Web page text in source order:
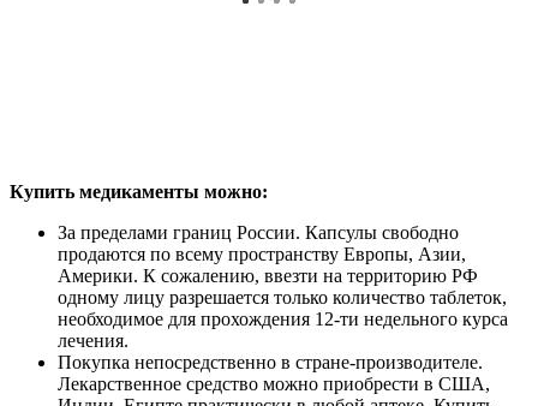
Купить медикаменты можно:
За пределами границ России. Капсулы свободно
продаются по всему пространству Европы, Азии,
Америки. К сожалению, ввезти на территорию РФ
одному лицу разрешается только количество таблеток,
необходимое для прохождения 12-ти недельного курса
лечения.
Покупка непосредственно в стране-производителе.
Лекарственное средство можно приобрести в США,